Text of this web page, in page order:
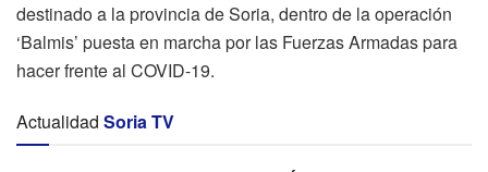
destinado a la provincia de Soria, dentro de la operación
‘Balmis’ puesta en marcha por las Fuerzas Armadas para
hacer frente al COVID-19.
Actualidad Soria TV